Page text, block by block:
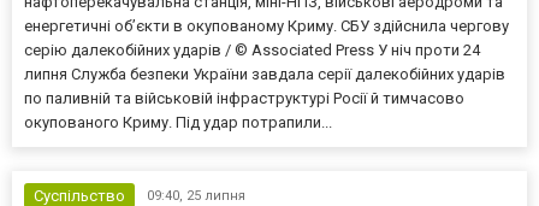
енергетичні об’єкти в окупованому Криму. СБУ здійснила чергову
серію далекобійних ударів / © Associated Press У ніч проти 24
липня Служба безпеки України завдала серії далекобійних ударів
по паливній та військовій інфраструктурі Росії й тимчасово
окупованого Криму. Під удар потрапили...
Суспільство 09:40, 25 липня